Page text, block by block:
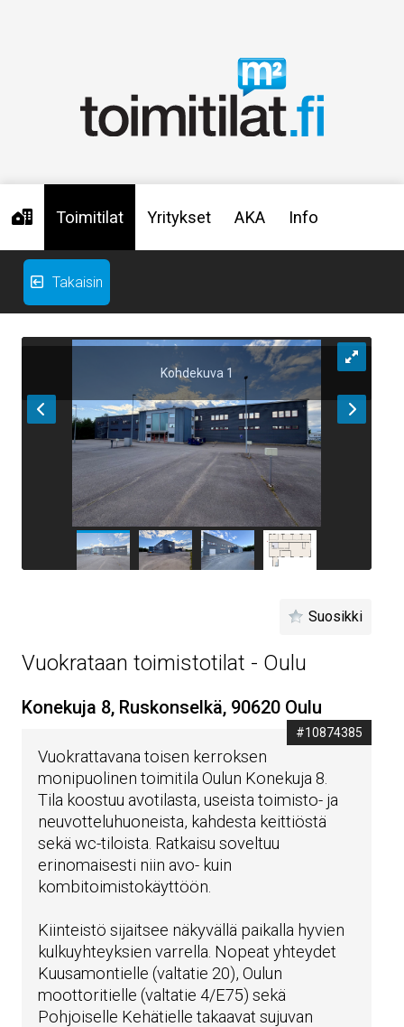
Toimitilat Yritykset AKA Info
Takaisin
Kohdekuva 1
Suosikki
Vuokrataan toimistotilat - Oulu
Konekuja 8, Ruskonselkä, 90620 Oulu
#10874385
Vuokrattavana toisen kerroksen
monipuolinen toimitila Oulun Konekuja 8.
Tila koostuu avotilasta, useista toimisto- ja
neuvotteluhuoneista, kahdesta keittiöstä
sekä wc-tiloista. Ratkaisu soveltuu
erinomaisesti niin avo- kuin
kombitoimistokäyttöön.
Kiinteistö sijaitsee näkyvällä paikalla hyvien
kulkuyhteyksien varrella. Nopeat yhteydet
Kuusamontielle (valtatie 20), Oulun
moottoritielle (valtatie 4/E75) sekä
Pohjoiselle Kehätielle takaavat sujuvan